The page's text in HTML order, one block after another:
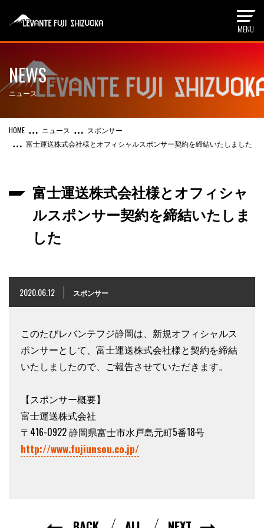
NEWS
ニュース
ニュース
スポンサー
富士運送株式会社様とオフィシャルスポンサー契約を締結いたしました
富士運送株式会社様とオフィシャ
ルスポンサー契約を締結いたしま
した
2020.06.12 スポンサー
このたびレバンテフジ静岡は、新規オフィシャルス
ポンサーとして、富士運送株式会社様と契約を締結
いたしましたので、ご報告させていただきます。
【スポンサー概要】
富士運送株式会社
〒416-0922 静岡県富士市水戸島元町5番18号
http://www.fujiunsou.co.jp/